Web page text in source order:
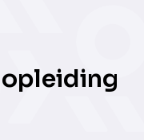
opleiding